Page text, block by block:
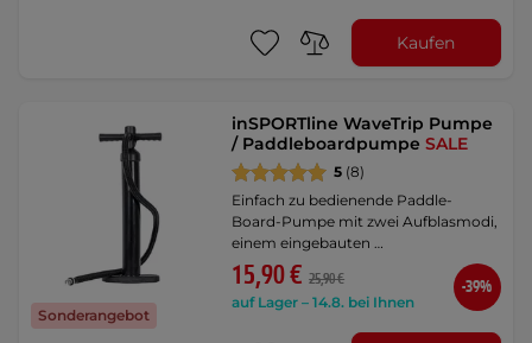
Kaufen
Sonderangebot
inSPORTline WaveTrip Pumpe
/ PaddleboardpumpeSALE
5 (8)
Einfach zu bedienende Paddle-
Board-Pumpe mit zwei Aufblasmodi,
einem eingebauten …
15,90 € 25,90 €
auf Lager – 14.8. bei Ihnen
-39%